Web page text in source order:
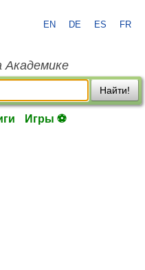
EN DE ES FR
Академике
Найти!
Игры ⚽